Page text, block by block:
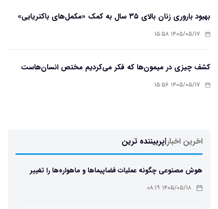
بهبود باروری زنان بالای ۳۵ سال به کمک «مکمل‌های باکتریایی»
۱۴۰۵/۰۵/۱۷ ۱۵:۵۸
کشف چیزی در میمون‌ها که فکر می‌کردیم مختص انسان‌هاست
۱۴۰۵/۰۵/۱۷ ۱۵:۵۶
اخرین اخبار|پربیننده ترین
هوش مصنوعی چگونه عملیات فضاپیماها و ماهواره‌ها را تغییر
می‌دهد؟
۱۴۰۵/۰۵/۱۸ ۰۸:۱۹